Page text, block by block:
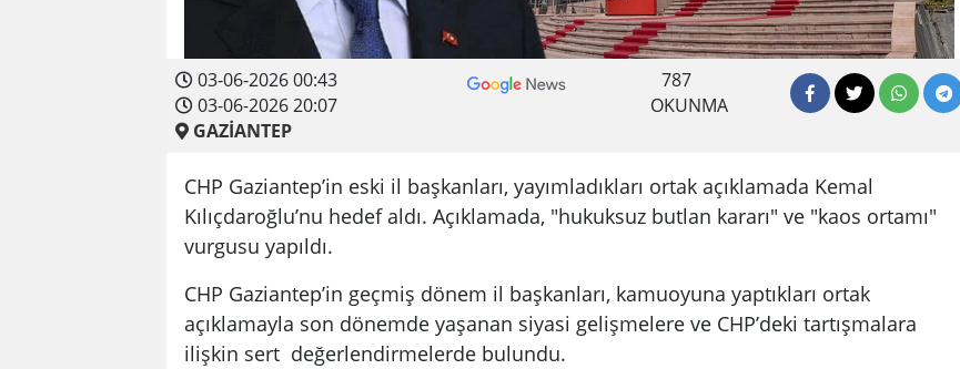
03-06-2026 00:43
03-06-2026 20:07
GAZİANTEP
787
OKUNMA
CHP Gaziantep’in eski il başkanları, yayımladıkları ortak açıklamada Kemal
Kılıçdaroğlu’nu hedef aldı. Açıklamada, "hukuksuz butlan kararı" ve "kaos ortamı"
vurgusu yapıldı.
CHP Gaziantep’in geçmiş dönem il başkanları, kamuoyuna yaptıkları ortak
açıklamayla son dönemde yaşanan siyasi gelişmelere ve CHP’deki tartışmalara
ilişkin sert değerlendirmelerde bulundu.